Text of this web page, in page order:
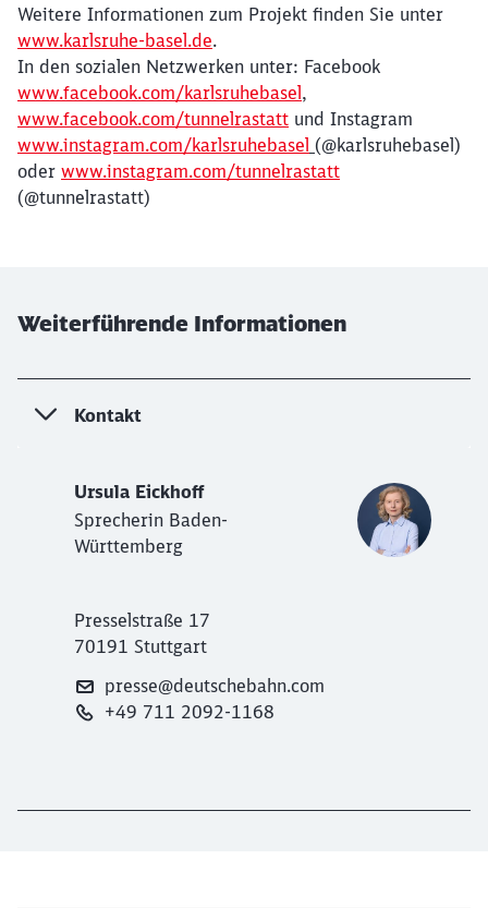
Weitere Informationen zum Projekt finden Sie unter
www.karlsruhe-basel.de.
In den sozialen Netzwerken unter: Facebook
www.facebook.com/karlsruhebasel,
www.facebook.com/tunnelrastatt und Instagram
www.instagram.com/karlsruhebasel (@karlsruhebasel)
oder www.instagram.com/tunnelrastatt
(@tunnelrastatt)
Weiterführende Informationen
Kontakt
Ursula Eickhoff
Sprecherin Baden-
Württemberg
Presselstraße 17
70191 Stuttgart
presse@deutschebahn.com
+49 711 2092-1168